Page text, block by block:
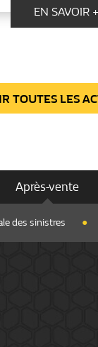
EN SAVOIR +
TOUTES LES
Après-vente
des sinistres ●